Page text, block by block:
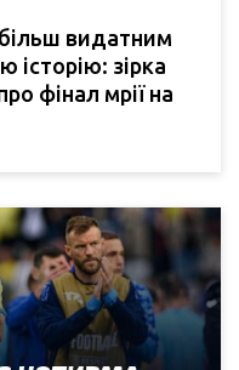
видатним
історію: зірка
фінал мрії на